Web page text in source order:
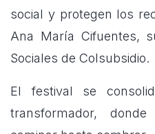
social y protegen los
Ana María Cifuentes,
Sociales de Colsubsidio.
El festival se
transformador,